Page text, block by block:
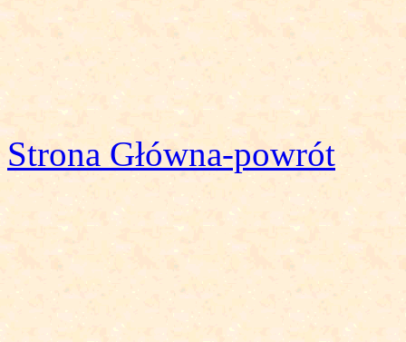
Strona Główna-powrót